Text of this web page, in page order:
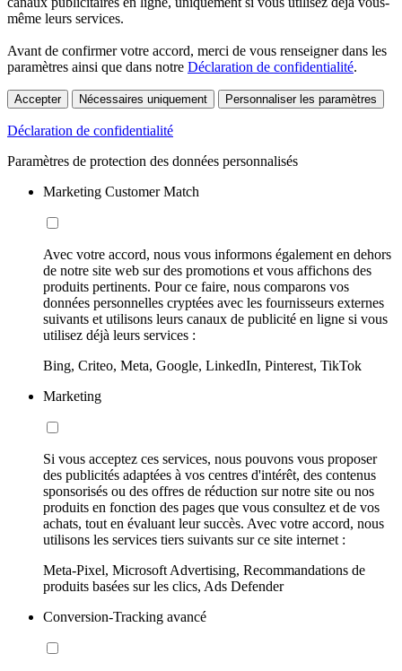
même leurs services.
Avant de confirmer votre accord, merci de vous renseigner dans les
paramètres ainsi que dans notre Déclaration de confidentialité.
Accepter Nécessaires uniquement Personnaliser les paramètres
Déclaration de confidentialité
Paramètres de protection des données personnalisés
Marketing Customer Match
Avec votre accord, nous vous informons également en dehors
de notre site web sur des promotions et vous affichons des
produits pertinents. Pour ce faire, nous comparons vos
données personnelles cryptées avec les fournisseurs externes
suivants et utilisons leurs canaux de publicité en ligne si vous
utilisez déjà leurs services :
Bing, Criteo, Meta, Google, LinkedIn, Pinterest, TikTok
Marketing
Si vous acceptez ces services, nous pouvons vous proposer
des publicités adaptées à vos centres d'intérêt, des contenus
sponsorisés ou des offres de réduction sur notre site ou nos
produits en fonction des pages que vous consultez et de vos
achats, tout en évaluant leur succès. Avec votre accord, nous
utilisons les services tiers suivants sur ce site internet :
Meta-Pixel, Microsoft Advertising, Recommandations de
produits basées sur les clics, Ads Defender
Conversion-Tracking avancé